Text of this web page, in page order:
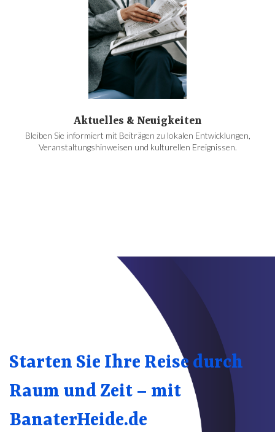
Aktuelles & Neuigkeiten
Bleiben Sie informiert mit Beiträgen zu lokalen Entwicklungen,
Veranstaltungshinweisen und kulturellen Ereignissen.
Starten Sie Ihre Reise durch
Raum und Zeit – mit
BanaterHeide.de